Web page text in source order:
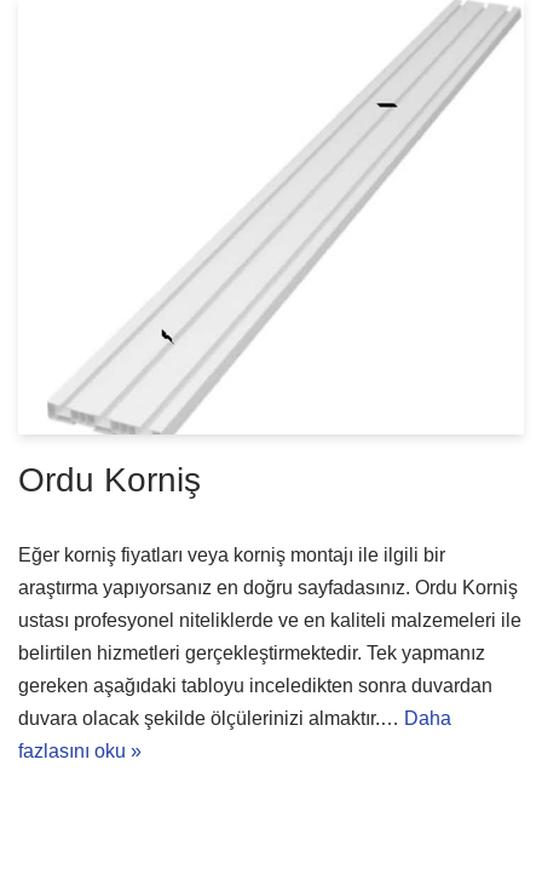
Ordu Korniş
Eğer korniş fiyatları veya korniş montajı ile ilgili bir
araştırma yapıyorsanız en doğru sayfadasınız. Ordu Korniş
ustası profesyonel niteliklerde ve en kaliteli malzemeleri ile
belirtilen hizmetleri gerçekleştirmektedir. Tek yapmanız
gereken aşağıdaki tabloyu inceledikten sonra duvardan
duvara olacak şekilde ölçülerinizi almaktır.… Daha
fazlasını oku »